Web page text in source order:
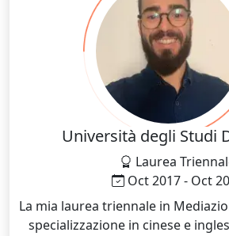
Università degli Studi
Laurea
Oct 2017 - Oct
La mia laurea triennale in
specializzazione in cinese e